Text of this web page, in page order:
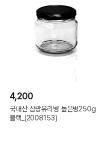
4,200
국내산 삼광유리병 높은병250g
블랙_(2008153)